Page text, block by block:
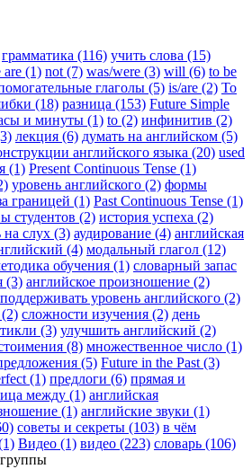
грамматика (116) учить слова (15)
are (1) not (7) was/were (3) will (6) to be
глаголы (5) is/are (2) To
(18) разница (153) Future Simple
и минуты (1) to (2) инфинитив (2)
лекция (6) думать на английском (5)
английского языка (20) used
(1) Present Continuous Tense (1)
уровень английского (2) формы
границей (1) Past Continuous Tense (1)
студентов (2) история успеха (2)
слух (3) аудирование (4) английская
(4) модальный глагол (12)
обучения (1) словарный запас
(3) английское произношение (2)
поддерживать уровень английского (2)
сложности изучения (2) день
(3) улучшить английский (2)
(8) множественное число (1)
(5) Future in the Past (3)
(1) предлоги (6) прямая и
между (1) английская
(1) английские звуки (1)
советы и секреты (103) в чём
Видео (1) видео (223) словарь (106)